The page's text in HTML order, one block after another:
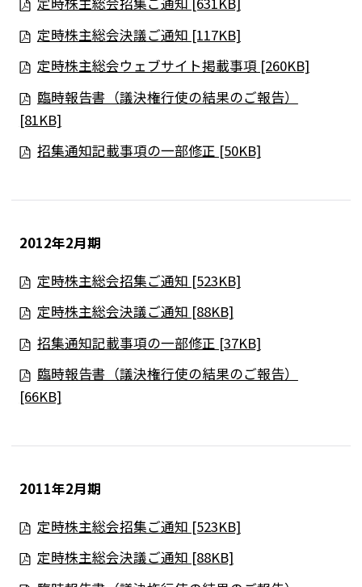
定時株主総会決議ご通知 [117KB]
定時株主総会ウェブサイト掲載事項 [260KB]
臨時報告書（議決権行使の結果のご報告）
[81KB]
招集通知記載事項の一部修正 [50KB]
2012年2月期
定時株主総会招集ご通知 [523KB]
定時株主総会決議ご通知 [88KB]
招集通知記載事項の一部修正 [37KB]
臨時報告書（議決権行使の結果のご報告）
[66KB]
2011年2月期
定時株主総会招集ご通知 [523KB]
定時株主総会決議ご通知 [88KB]